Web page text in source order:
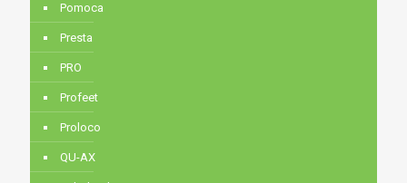
Pomoca
Presta
PRO
Profeet
Proloco
QU-AX